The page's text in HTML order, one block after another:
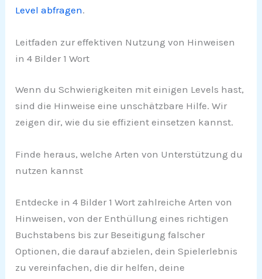
Level abfragen.
Leitfaden zur effektiven Nutzung von Hinweisen
in 4 Bilder 1 Wort
Wenn du Schwierigkeiten mit einigen Levels hast,
sind die Hinweise eine unschätzbare Hilfe. Wir
zeigen dir, wie du sie effizient einsetzen kannst.
Finde heraus, welche Arten von Unterstützung du
nutzen kannst
Entdecke in 4 Bilder 1 Wort zahlreiche Arten von
Hinweisen, von der Enthüllung eines richtigen
Buchstabens bis zur Beseitigung falscher
Optionen, die darauf abzielen, dein Spielerlebnis
zu vereinfachen, die dir helfen, deine